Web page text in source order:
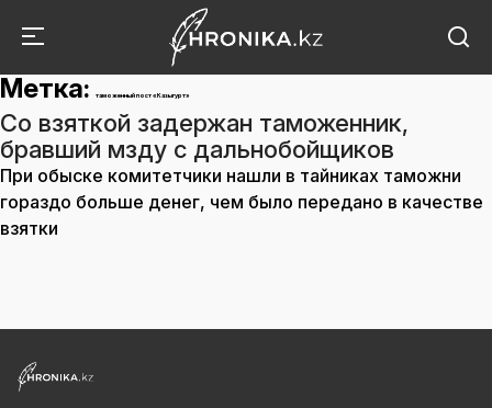
Метка: таможенный пост «Казыгурт»
Со взяткой задержан таможенник,
бравший мзду с дальнобойщиков
При обыске комитетчики нашли в тайниках таможни
гораздо больше денег, чем было передано в качестве
взятки